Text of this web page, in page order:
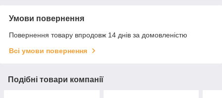
Умови повернення
Повернення товару впродовж 14 днів за домовленістю
Всі умови повернення
Подібні товари компанії